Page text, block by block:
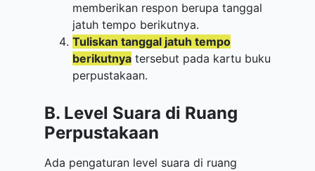
memberikan respon berupa tanggal
jatuh tempo berikutnya.
Tuliskan tanggal jatuh tempo
berikutnya tersebut pada kartu buku
perpustakaan.
B. Level Suara di Ruang
Perpustakaan
Ada pengaturan level suara di ruang